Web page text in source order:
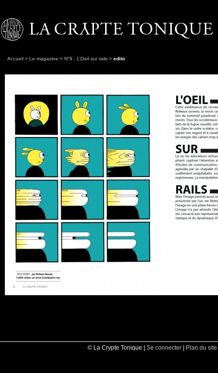
Accueil > Le magazine > N°9 : L’Oeil sur rails > edito
© La Crypte Tonique | Se connecter | Plan du site